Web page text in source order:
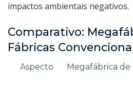
impactos ambientais negativos.
Comparativo:
Fábricas
Aspecto Megafábrica de